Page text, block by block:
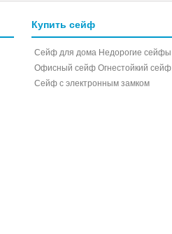
Купить сейф
Сейф для дома Недорогие сейфы
Офисный сейф Огнестойкий сейф
Cейф с электронным замком